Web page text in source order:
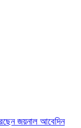
জয়নাল আবেদিন